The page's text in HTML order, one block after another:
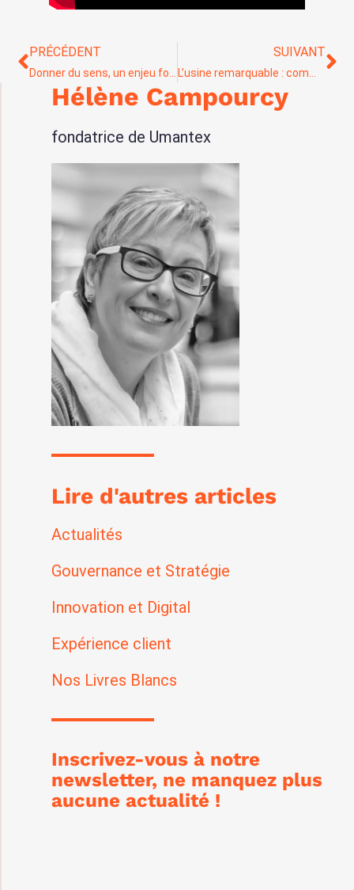
PRÉCÉDENT
Donner du sens, un enjeu fort de stratégie
SUIVANT
L’usine remarquable : comment revaloriser notre industrie et notre territoire ?
Hélène Campourcy
fondatrice de Umantex
Lire d'autres articles
Actualités
Gouvernance et Stratégie
Innovation et Digital
Expérience client
Nos Livres Blancs
Inscrivez-vous à notre
newsletter, ne manquez plus
aucune actualité !